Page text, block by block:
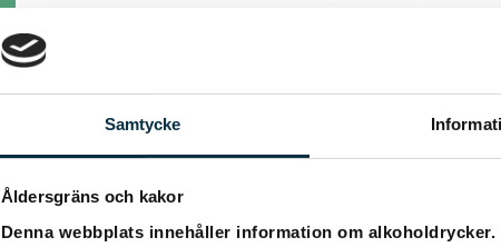
Samtycke
Åldersgräns och kakor
Denna webbplats innehåller information om alkoholdrycker.
Glöm inte säga hur mycket du älskar honom.